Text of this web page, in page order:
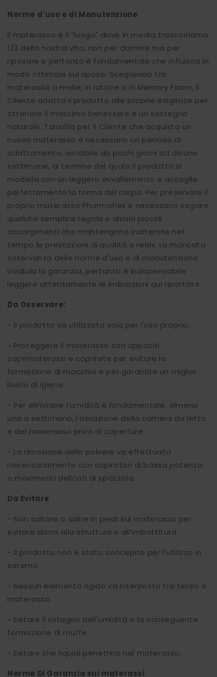
Norme d'uso e di Manutenzione
Il materasso è il "luogo" dove in media trascorriamo
1/3 della nostra vita, non per dormire ma per
riposare e pertanto è fondamentale che influisca in
modo ottimale sul riposo. Scegliendo tra
materasso a molle, in lattice o in Memory Foam, il
Cliente adatta il prodotto alle proprie esigenze per
ottenere il massimo benessere e un sostegno
naturale. Talvolta per il Cliente che acquista un
nuovo materasso è necessario un periodo di
adattamento, variabile da pochi giorni ad alcune
settimane, al termine del quale il prodotto si
modella con un leggero avvallamento e accoglie
perfettamente la forma del corpo. Per preservare il
proprio materasso Pharmaflex è necessario seguire
qualche semplice regola e alcuni piccoli
accorgimenti che mantengono inalterate nel
tempo le prestazioni di qualità e relax. La mancata
osservanza delle norme d'uso e di manutenzione
invalida la garanzia, pertanto è indispensabile
leggere attentamente le indicazioni qui riportate:
Da Osservare:
- Il prodotto va utilizzato solo per l'uso proprio.
- Proteggere il materasso con appositi
coprimaterassi e coprirete per evitare la
formazione di macchie e per garantire un miglior
livello di igiene.
- Per eliminare l'umidità è fondamentale, almeno
una a settimana, l'aerazione della camera da letto
e del materasso privo di coperture.
- La rimozione della polvere va effettuata
necessariamente con aspiratori di bassa potenza
o movimenti delicati di spazzola.
Da Evitare
- Non saltare o salire in piedi sul materasso per
evitare danni alla struttura e all’imbottitura.
- Il prodotto non è stato concepito per l'utilizzo in
esterno.
- Nessun elemento rigido va interposto tra telaio e
materasso.
- Evitare il ristagno dell'umidità e la conseguente
formazione di muffe.
- Evitare che liquidi penetrino nel materasso.
Norme Di Garanzia sui materassi